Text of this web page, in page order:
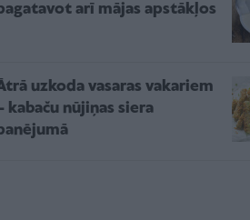
arī mājas apstākļos
uzkoda vasaras vakariem
kabaču nūjiņas siera